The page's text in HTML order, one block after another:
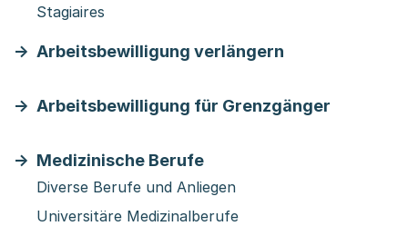
Stagiaires
Arbeitsbewilligung verlängern
Arbeitsbewilligung für Grenzgänger
Medizinische Berufe
Diverse Berufe und Anliegen
Universitäre Medizinalberufe